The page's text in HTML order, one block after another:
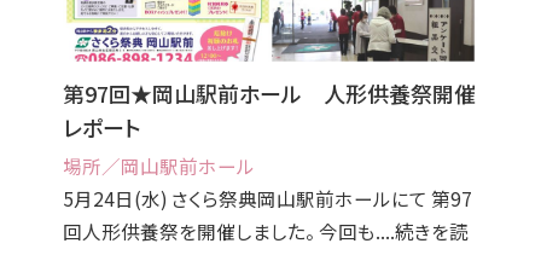
第97回★岡山駅前ホール 人形供養祭開催
レポート
場所／岡山駅前ホール
5月24日(水) さくら祭典岡山駅前ホールにて 第97
回人形供養祭を開催しました。 今回も....続きを読